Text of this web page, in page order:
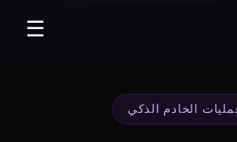
☰
الخادم الذكي